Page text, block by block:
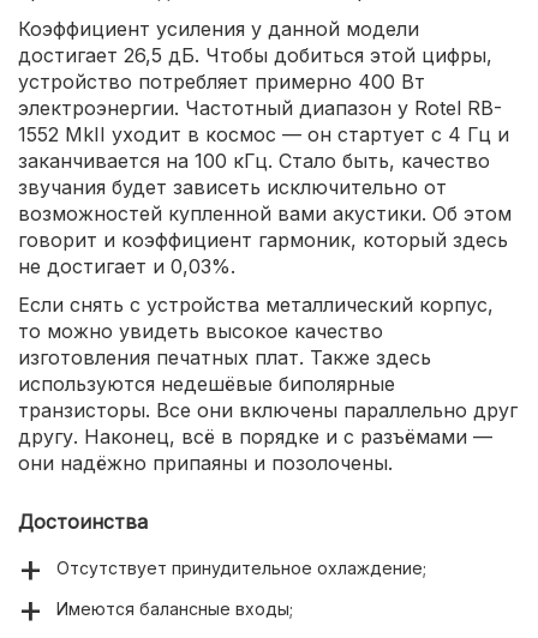
Коэффициент усиления у данной модели
достигает 26,5 дБ. Чтобы добиться этой цифры,
устройство потребляет примерно 400 Вт
электроэнергии. Частотный диапазон у Rotel RB-
1552 MkII уходит в космос — он стартует с 4 Гц и
заканчивается на 100 кГц. Стало быть, качество
звучания будет зависеть исключительно от
возможностей купленной вами акустики. Об этом
говорит и коэффициент гармоник, который здесь
не достигает и 0,03%.
Если снять с устройства металлический корпус,
то можно увидеть высокое качество
изготовления печатных плат. Также здесь
используются недешёвые биполярные
транзисторы. Все они включены параллельно друг
другу. Наконец, всё в порядке и с разъёмами —
они надёжно припаяны и позолочены.
Достоинства
Отсутствует принудительное охлаждение;
Имеются балансные входы;